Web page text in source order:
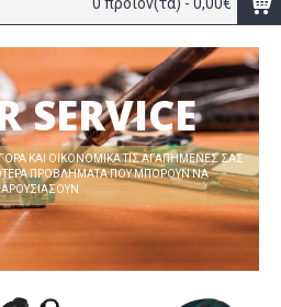
SERVICE
ΚΑΙ ΟΙΚΟΝΟΜΙΚΆ ΤΙΣ ΑΓΑΠΗΜΈΝΕΣ ΣΑΣ
ΠΡΟΒΛΉΜΑΤΑ ΠΟΥ ΜΠΟΡΟΥΝ ΝΑ